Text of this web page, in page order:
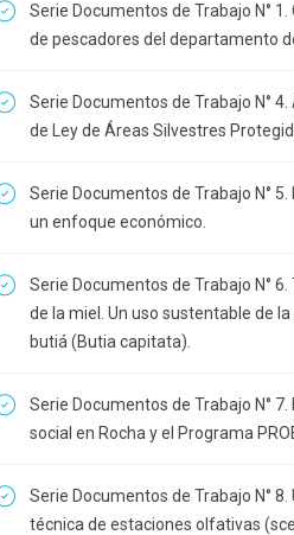
Serie Documentos de Trabajo N°
de pescadores del departamento
Serie Documentos de Trabajo N°
de Ley de Áreas Silvestres
Serie Documentos de Trabajo N° 5.
un enfoque económico.
Serie Documentos de Trabajo N°
de la miel. Un uso sustentable de
butiá (Butia capitata).
Serie Documentos de Trabajo N° 7.
social en Rocha y el Programa
Serie Documentos de Trabajo N° 8.
técnica de estaciones olfativas